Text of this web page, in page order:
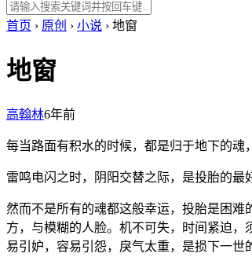
首页 › 原创 › 小说 › 地窗
地窗
高翰林6年前
每当路面有积水的时候，都是归于地下的魂
雷鸣电闪之时，阴阳交替之际，是投胎的最
然而不是所有的魂都这般幸运，投胎是困
方，与模糊的人脸。机不可失，时间紧迫
易引妒，容易引怨，戾气太重，是损下一世